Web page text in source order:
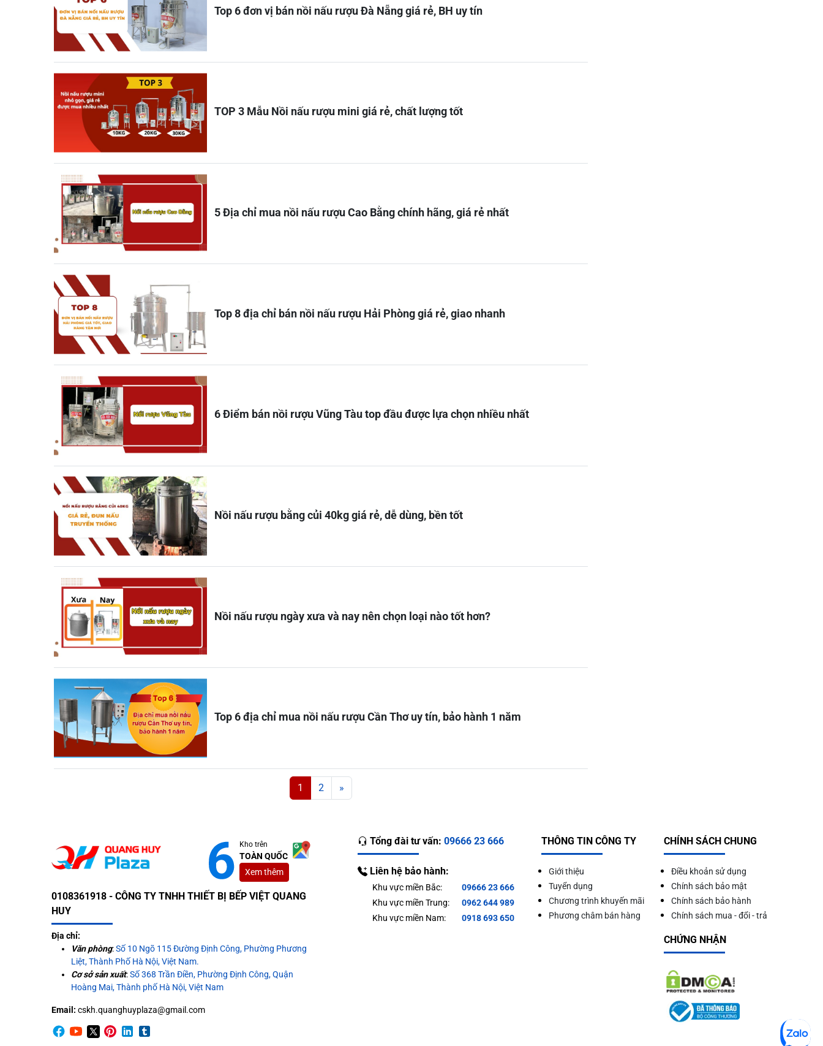
Top 6 đơn vị bán nồi nấu rượu Đà Nẵng giá rẻ, BH uy tín
TOP 3 Mẫu Nồi nấu rượu mini giá rẻ, chất lượng tốt
5 Địa chỉ mua nồi nấu rượu Cao Bằng chính hãng, giá rẻ nhất
Top 8 địa chỉ bán nồi nấu rượu Hải Phòng giá rẻ, giao nhanh
6 Điểm bán nồi rượu Vũng Tàu top đầu được lựa chọn nhiều nhất
Nồi nấu rượu bằng củi 40kg giá rẻ, dễ dùng, bền tốt
Nồi nấu rượu ngày xưa và nay nên chọn loại nào tốt hơn?
Top 6 địa chỉ mua nồi nấu rượu Cần Thơ uy tín, bảo hành 1 năm
1 2 »
THÔNG TIN CÔNG TY
Giới thiệu
Tuyển dụng
Chương trình khuyến mãi
Phương châm bán hàng
CHÍNH SÁCH CHUNG
Điều khoản sử dụng
Chính sách bảo mật
Chính sách bảo hành
Chính sách mua - đổi - trả
CHỨNG NHẬN
Kho trên
TOÀN QUỐC
Xem thêm
0108361918 - CÔNG TY TNHH THIẾT BỊ BẾP VIỆT QUANG
HUY
Địa chỉ:
Văn phòng:Số 10 Ngõ 115 Đường Định Công, Phường Phương
Liệt, Thành Phố Hà Nội, Việt Nam.
Cơ sở sản xuất:Số 368 Trần Điền, Phường Định Công, Quận
Hoàng Mai, Thành phố Hà Nội, Việt Nam
Email: cskh.quanghuyplaza@gmail.com
Tổng đài tư vấn: 09666 23 666
Liên hệ bảo hành:
Khu vực miền Bắc:
09666 23 666
Khu vực miền Trung:
0962 644 989
Khu vực miền Nam:
0918 693 650